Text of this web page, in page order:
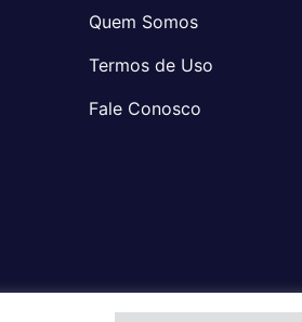
Quem Somos
Termos de Uso
Fale Conosco